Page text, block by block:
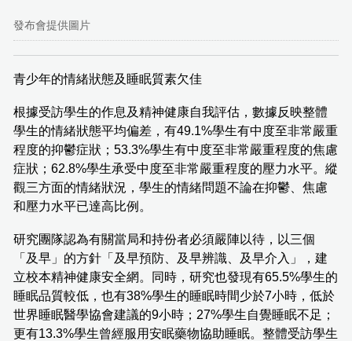
發布會提供圖片
青少年的情緒狀態及睡眠質素欠佳
根據受訪學生的作息及精神健康自我評估，數據反映整體
學生的情緒狀態平均偏差，有49.1%學生有中度至非常嚴重
程度的抑鬱症狀；53.3%學生有中度至非常嚴重程度的焦慮
症狀；62.8%學生承受中度至非常嚴重程度的壓力水平。縱
觀三方面的情緒狀況，學生的情緒問題不論在抑鬱、焦慮
和壓力水平已達高比例。
研究團隊認為有關當局和持份者必須嚴陣以待，以三個
「及早」的方針「及早預防、及早辨識、及早介入」，建
立校本精神健康安全網。同時，研究也發現有65.5%學生的
睡眠品質較低，也有38%學生的睡眠時間少於7小時，低於
世界睡眠醫學協會建議的9小時；27%學生自覺睡眠不足；
更有13.3%學生曾經服用安眠藥物協助睡眠。整體受訪學生